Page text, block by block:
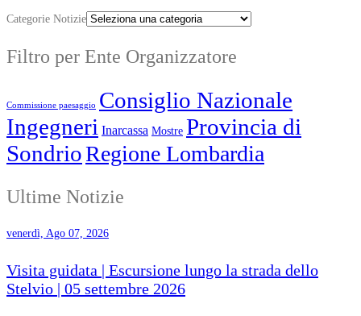
Categorie Notizie
Filtro per Ente Organizzatore
Commissione paesaggio Consiglio Nazionale
Ingegneri Inarcassa Mostre Provincia di
SondrioRegione Lombardia
Ultime Notizie
venerdì, Ago 07, 2026
Visita guidata | Escursione lungo la strada dello
Stelvio | 05 settembre 2026